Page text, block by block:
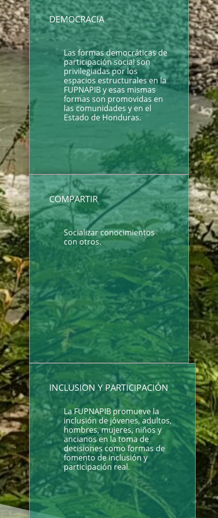
DEMOCRACIA
Las formas democráticas de
participación social son
privilegiadas por los
espacios estructurales en la
FUPNAPIB y esas mismas
formas son promovidas en
las comunidades y en el
Estado de Honduras.
COMPARTIR
Socializar conocimientos
con otros.
INCLUSION Y PARTICIPACIÓN
La FUPNAPIB promueve la
inclusión de jóvenes, adultos,
hombres, mujeres, niños y
ancianos en la toma de
decisiones como formas de
fomento de inclusión y
participación real.